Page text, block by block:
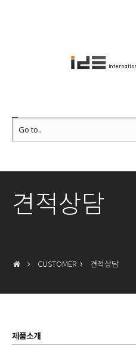
견적상담
CUSTOMER 견적상담